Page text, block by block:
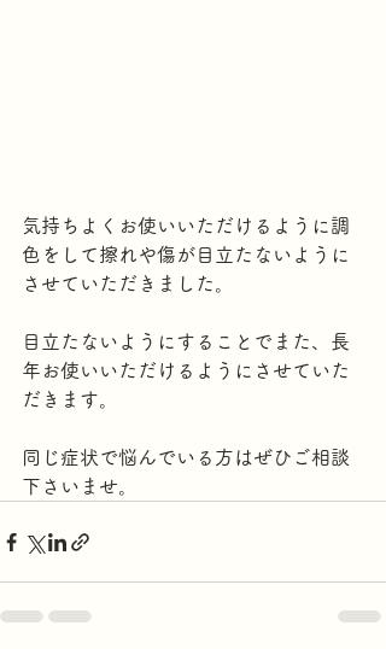
気持ちよくお使いいただけるように調
色をして擦れや傷が目立たないように
させていただきました。
目立たないようにすることでまた、長
年お使いいただけるようにさせていた
だきます。
同じ症状で悩んでいる方はぜひご相談
下さいませ。